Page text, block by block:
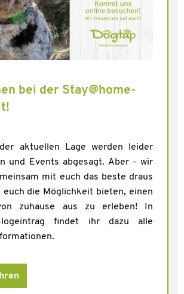
bei der Stay@home-
aktuellen Lage werden leider
und Events abgesagt. Aber - wir
mit euch das beste draus
euch die Möglichkeit bieten, einen
zuhause aus zu erleben! In
findet ihr dazu alle